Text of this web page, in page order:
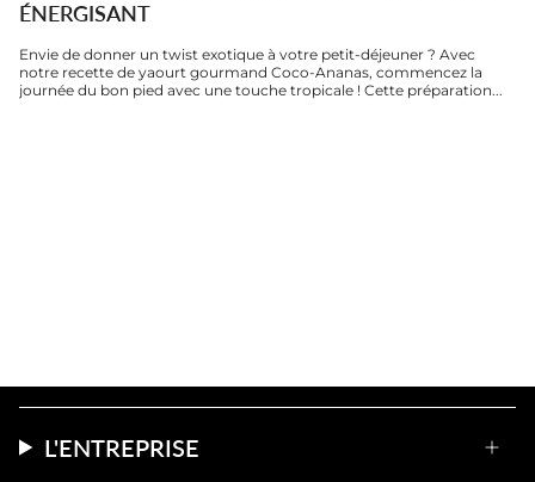
ÉNERGISANT
Envie de donner un twist exotique à votre petit-déjeuner ? Avec
notre recette de yaourt gourmand Coco-Ananas, commencez la
journée du bon pied avec une touche tropicale ! Cette préparation...
L'ENTREPRISE